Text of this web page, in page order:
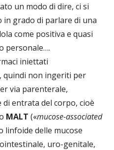
un modo di dire, ci si
grado di parlare di una
come positiva e quasi
personale….
iniettati
quindi non ingeriti per
via parenterale,
entrata del corpo, cioè
MALT («mucose-associated
linfoide delle mucose
uro-genitale,